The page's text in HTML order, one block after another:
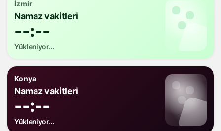
İzmir
Namaz vakitleri
--:--
Yükleniyor…
Konya
Namaz vakitleri
--:--
Yükleniyor…